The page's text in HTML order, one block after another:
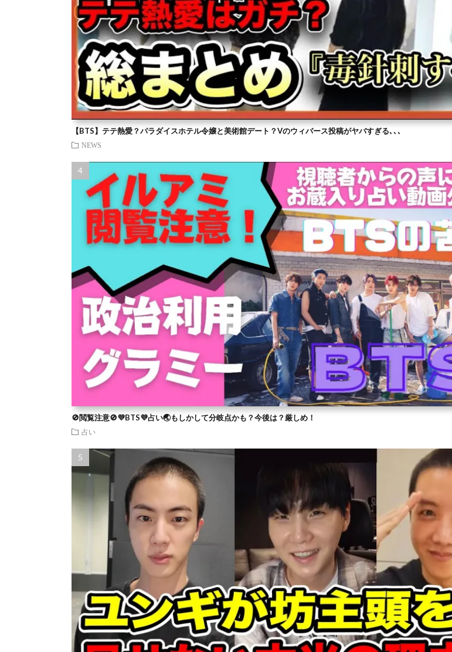
【BTS】テテ熱愛？パラダイスホテル令嬢と美術館デート？Vのウィバース投稿がヤバすぎる､､､
NEWS
🚫閲覧注意🚫💜BTS💜占い🌏もしかして分岐点かも？今後は？厳しめ！
占い